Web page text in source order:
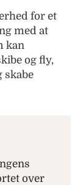
for et
med at
kan
og fly,
skabe
over